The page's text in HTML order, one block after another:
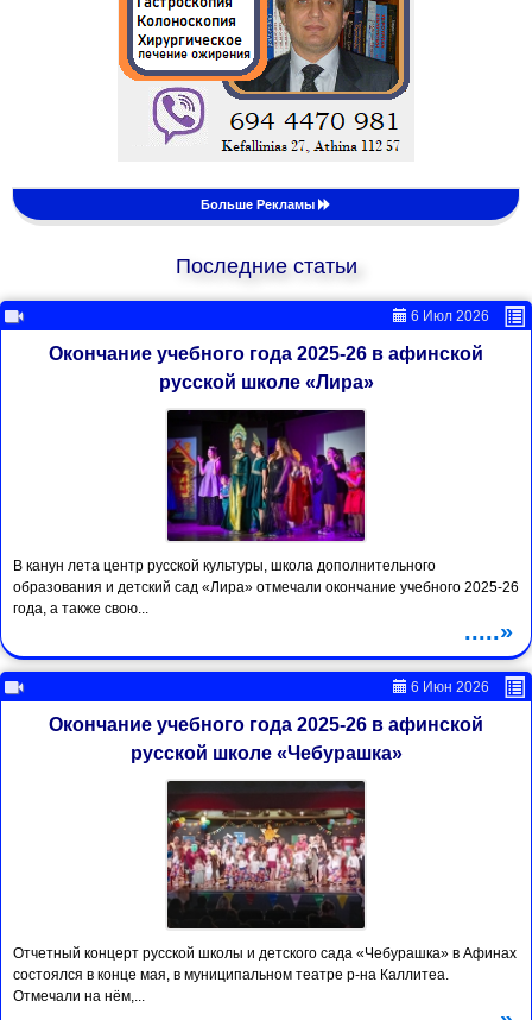
Больше Рекламы
Последние статьи
6 Июл 2026
Окончание учебного года 2025-26 в афинской
русской школе «Лира»
В канун лета центр русской культуры, школа дополнительного
образования и детский сад «Лира» отмечали окончание учебного 2025-26
года, а также свою...
.....»
6 Июн 2026
Окончание учебного года 2025-26 в афинской
русской школе «Чебурашка»
Отчетный концерт русской школы и детского сада «Чебурашка» в Афинах
состоялся в конце мая, в муниципальном театре р-на Каллитеа.
Отмечали на нём,...